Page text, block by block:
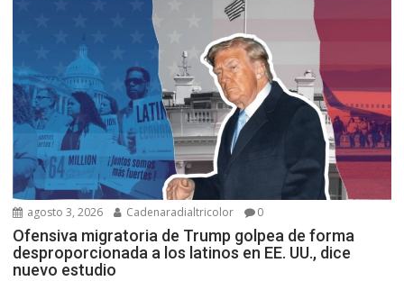
agosto 3, 2026 Cadenaradialtricolor 0
Ofensiva migratoria de Trump golpea de forma
desproporcionada a los latinos en EE. UU., dice
nuevo estudio